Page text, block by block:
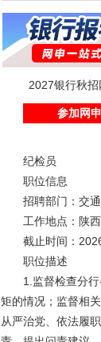
2027银行秋
参加网
纪检员
职位信息
招聘部门：交通
工作地点：陕
截止时间：
职位描述
1.监督检查分行
矩的情况；监督相
从严治党、依法履